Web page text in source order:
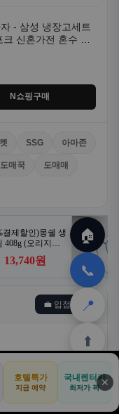
- 삼성 냉장고세트
신혼가전 혼수 입
N쇼핑구매
SSG 아마존
도매꾹 도매매
💼 입점문의
🎁
🛒
쿠팡
🎁
테무
🏠
📞
📍
⬆️
🚐
기사등록
🛒
아마존
호텔특가
지금 예약
국내렌터카
최저가 픽 ✕